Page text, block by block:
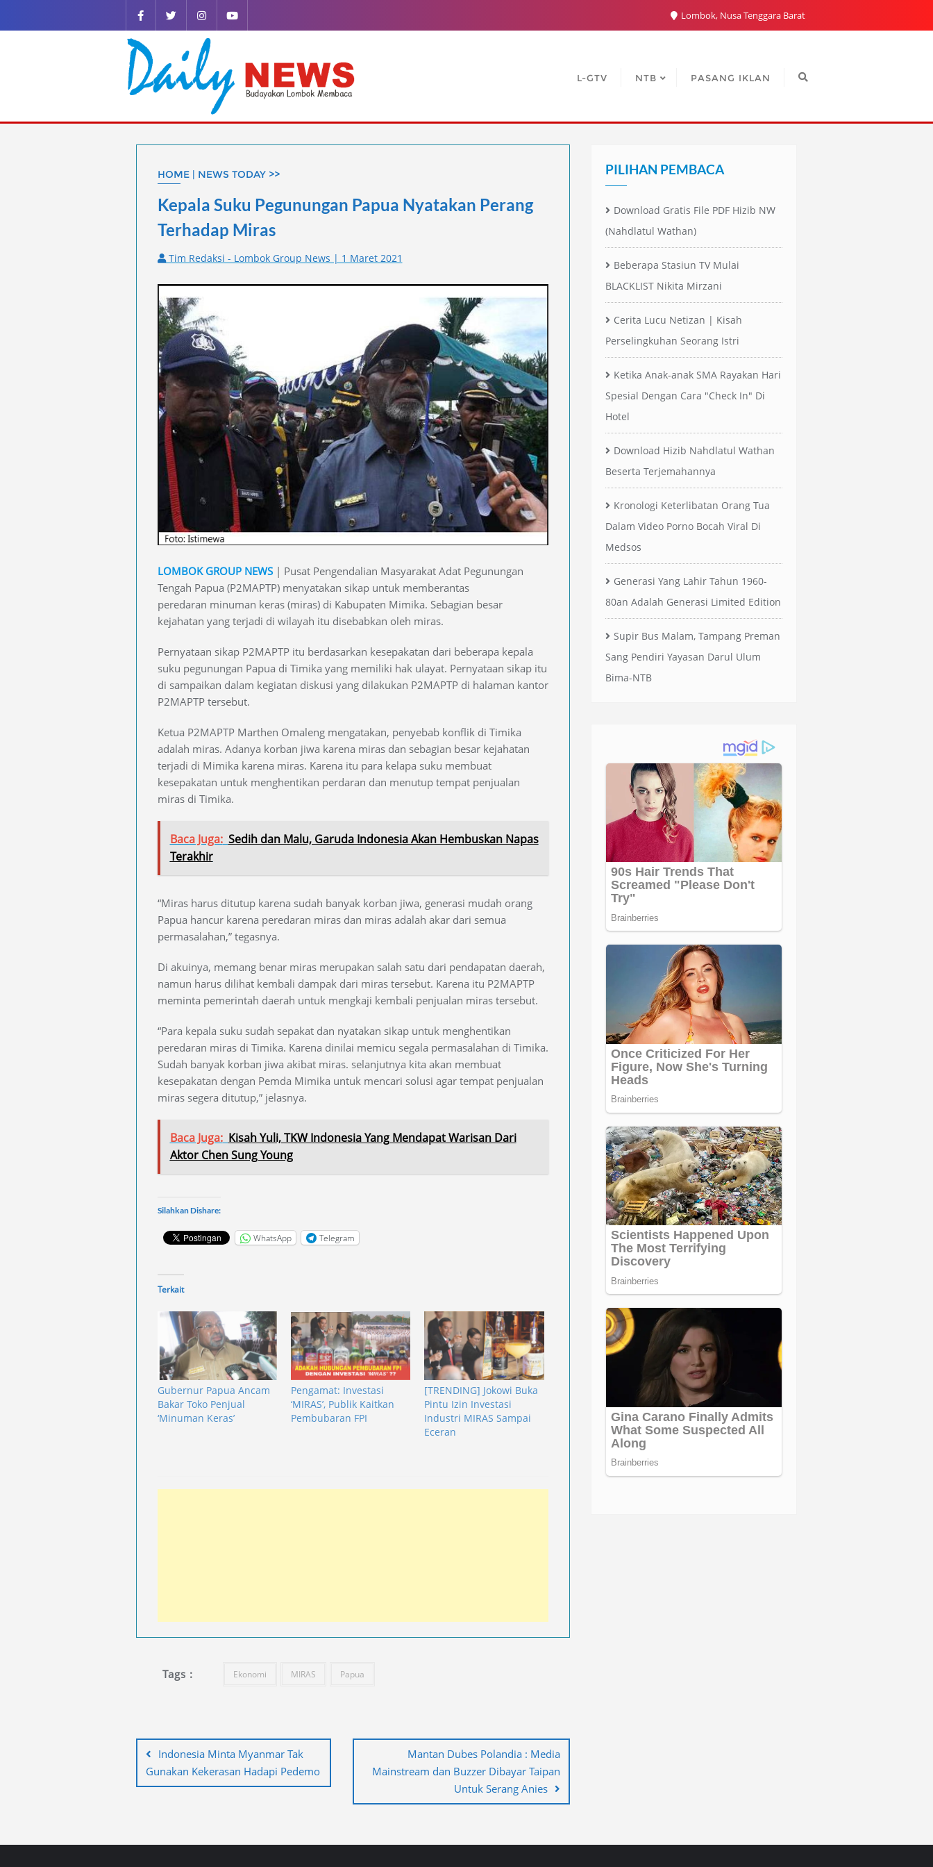
Lombok, Nusa Tenggara Barat
L-GTV NTB PASANG IKLAN
HOME | NEWS TODAY >>
Kepala Suku Pegunungan Papua Nyatakan Perang
Terhadap Miras
Tim Redaksi - Lombok Group News | 1 Maret 2021
LOMBOK GROUP NEWS| Pusat Pengendalian Masyarakat Adat Pegunungan
Tengah Papua (P2MAPTP) menyatakan sikap untuk memberantas
peredaran minuman keras (miras) di Kabupaten Mimika. Sebagian besar
kejahatan yang terjadi di wilayah itu disebabkan oleh miras.
Pernyataan sikap P2MAPTP itu berdasarkan kesepakatan dari beberapa kepala
suku pegunungan Papua di Timika yang memiliki hak ulayat. Pernyataan sikap itu
di sampaikan dalam kegiatan diskusi yang dilakukan P2MAPTP di halaman kantor
P2MAPTP tersebut.
Ketua P2MAPTP Marthen Omaleng mengatakan, penyebab konflik di Timika
adalah miras. Adanya korban jiwa karena miras dan sebagian besar kejahatan
terjadi di Mimika karena miras. Karena itu para kelapa suku membuat
kesepakatan untuk menghentikan perdaran dan menutup tempat penjualan
miras di Timika.
Baca Juga: Sedih dan Malu, Garuda Indonesia Akan Hembuskan Napas
Terakhir
“Miras harus ditutup karena sudah banyak korban jiwa, generasi mudah orang
Papua hancur karena peredaran miras dan miras adalah akar dari semua
permasalahan,” tegasnya.
Di akuinya, memang benar miras merupakan salah satu dari pendapatan daerah,
namun harus dilihat kembali dampak dari miras tersebut. Karena itu P2MAPTP
meminta pemerintah daerah untuk mengkaji kembali penjualan miras tersebut.
“Para kepala suku sudah sepakat dan nyatakan sikap untuk menghentikan
peredaran miras di Timika. Karena dinilai memicu segala permasalahan di Timika.
Sudah banyak korban jiwa akibat miras. selanjutnya kita akan membuat
kesepakatan dengan Pemda Mimika untuk mencari solusi agar tempat penjualan
miras segera ditutup,” jelasnya.
Baca Juga: Kisah Yuli, TKW Indonesia Yang Mendapat Warisan Dari
Aktor Chen Sung Young
Silahkan Dishare:
WhatsApp Telegram
Terkait
Gubernur Papua Ancam
Bakar Toko Penjual
‘Minuman Keras’
Pengamat: Investasi
‘MIRAS’, Publik Kaitkan
Pembubaran FPI
[TRENDING] Jokowi Buka
Pintu Izin Investasi
Industri MIRAS Sampai
Eceran
Tags : Ekonomi MIRAS Papua
Navigasi
posIndonesia Minta Myanmar Tak
Gunakan Kekerasan Hadapi Pedemo
Mantan Dubes Polandia : Media
Mainstream dan Buzzer Dibayar Taipan
Untuk Serang Anies
PILIHAN PEMBACA
Download Gratis File PDF Hizib NW
(Nahdlatul Wathan)
Beberapa Stasiun TV Mulai
BLACKLIST Nikita Mirzani
Cerita Lucu Netizan | Kisah
Perselingkuhan Seorang Istri
Ketika Anak-anak SMA Rayakan Hari
Spesial Dengan Cara "Check In" Di
Hotel
Download Hizib Nahdlatul Wathan
Beserta Terjemahannya
Kronologi Keterlibatan Orang Tua
Dalam Video Porno Bocah Viral Di
Medsos
Generasi Yang Lahir Tahun 1960-
80an Adalah Generasi Limited Edition
Supir Bus Malam, Tampang Preman
Sang Pendiri Yayasan Darul Ulum
Bima-NTB